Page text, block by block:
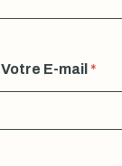
Votre E-mail *